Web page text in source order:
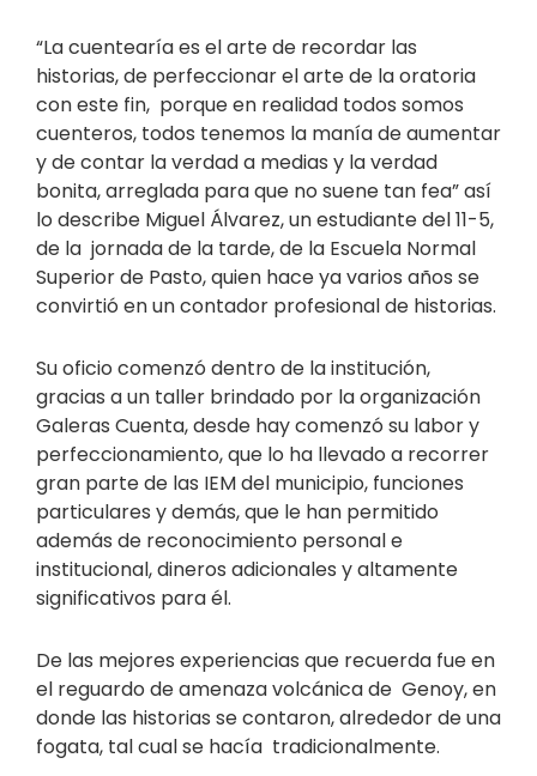
“La cuentearía es el arte de recordar las
historias, de perfeccionar el arte de la oratoria
con este fin, porque en realidad todos somos
cuenteros, todos tenemos la manía de aumentar
y de contar la verdad a medias y la verdad
bonita, arreglada para que no suene tan fea” así
lo describe Miguel Álvarez, un estudiante del 11-5,
de la jornada de la tarde, de la Escuela Normal
Superior de Pasto, quien hace ya varios años se
convirtió en un contador profesional de historias.
Su oficio comenzó dentro de la institución,
gracias a un taller brindado por la organización
Galeras Cuenta, desde hay comenzó su labor y
perfeccionamiento, que lo ha llevado a recorrer
gran parte de las IEM del municipio, funciones
particulares y demás, que le han permitido
además de reconocimiento personal e
institucional, dineros adicionales y altamente
significativos para él.
De las mejores experiencias que recuerda fue en
el reguardo de amenaza volcánica de Genoy, en
donde las historias se contaron, alrededor de una
fogata, tal cual se hacía tradicionalmente.